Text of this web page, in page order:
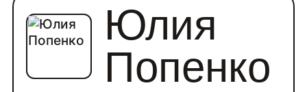
(технического/ бытового), планирование
написание пресс-релизов.
Юлия
Попенко